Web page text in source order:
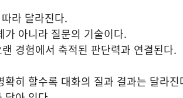
라 달라진다.
아니라 질문의 기술이다.
경험에서 축적된 판단력과 연결된다.
히 할수록 대화의 질과 결과는 달라진